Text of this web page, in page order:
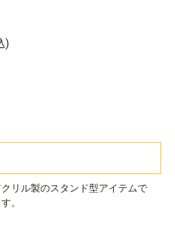
)
リル製のスタンド型アイテムで
。